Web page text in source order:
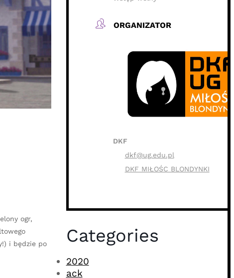
ogr,
i będzie po
ORGANIZATOR
DKF
dkf@ug.edu.pl
DKF MIŁOŚC BLONDYNKI
Categories
2020
ack